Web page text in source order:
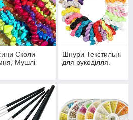
Сколи
Мушлі
Шнури Текстильні
для рукоділля.